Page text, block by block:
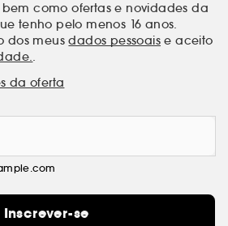
como ofertas e novidades da
tenho pelo menos 16 anos.
dos meusdados pessoais e aceito
.
da oferta
Inscrever-se